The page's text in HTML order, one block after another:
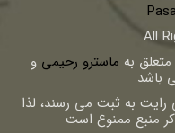
All
به ماسترو رحیمی و
باشد
رایت به ثبت می رسند، لذا
منبع ممنوع است